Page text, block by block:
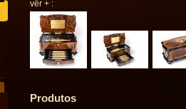
vêr + :
Produtos